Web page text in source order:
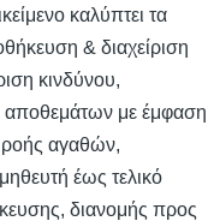
καλύπτει τα
& διαχείριση
κινδύνου,
αποθεμάτων με έμφαση
ροής αγαθών,
έως τελικό
διανομής προς